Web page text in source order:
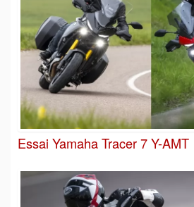
Essai Yamaha Tracer 7 Y-AMT